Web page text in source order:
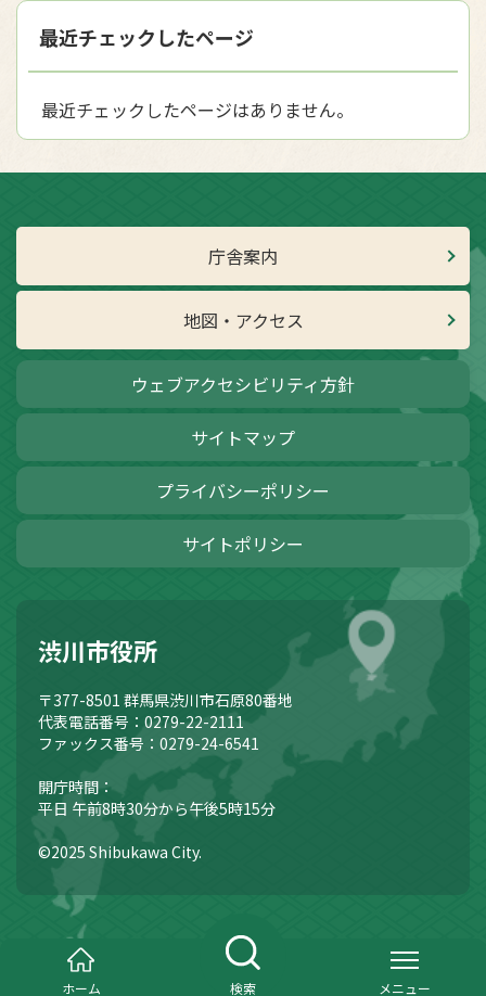
最近チェックしたページ
最近チェックしたページはありません。
庁舎案内
地図・アクセス
ウェブアクセシビリティ方針
サイトマップ
プライバシーポリシー
サイトポリシー
渋川市役所
〒377-8501 群馬県渋川市石原80番地
代表電話番号：0279-22-2111
ファックス番号：0279-24-6541
開庁時間：
平日 午前8時30分から午後5時15分
©2025 Shibukawa City.
ホーム 検索 メニュー